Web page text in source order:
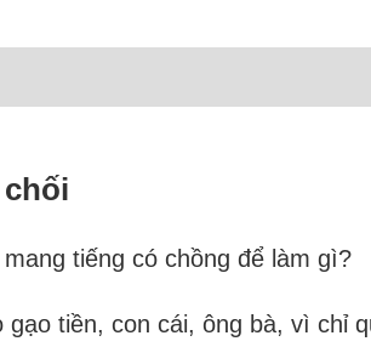
tiếng có chồng để làm gì?
tiền, con cái, ông bà, vì chỉ